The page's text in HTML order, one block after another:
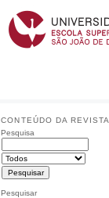
CONTEÚDO DA REVISTA
Pesquisa
Pesquisar